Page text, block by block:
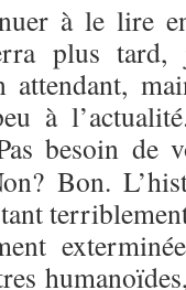
à le lire
plus
attendant,
à
besoin de
Bon.